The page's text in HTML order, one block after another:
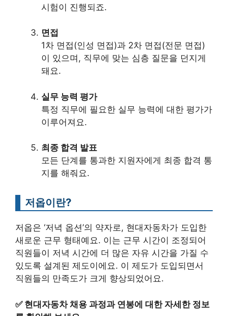
시험이 진행되죠.
면접
1차 면접(인성 면접)과 2차 면접(전문 면접)
이 있으며, 직무에 맞는 심층 질문을 던지게
돼요.
실무 능력 평가
특정 직무에 필요한 실무 능력에 대한 평가가
이루어져요.
최종 합격 발표
모든 단계를 통과한 지원자에게 최종 합격 통
지를 해줘요.
저옵이란?
저옵은 ‘저녁 옵션’의 약자로, 현대자동차가 도입한
새로운 근무 형태예요. 이는 근무 시간이 조정되어
직원들이 저녁 시간에 더 많은 자유 시간을 가질 수
있도록 설계된 제도이에요. 이 제도가 도입되면서
직원들의 만족도가 크게 향상되었어요.
✅ 현대자동차 채용 과정과 연봉에 대한 자세한 정보